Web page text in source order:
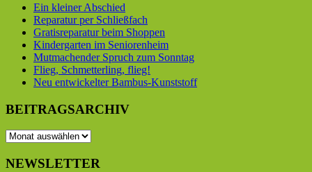
Ein kleiner Abschied
Reparatur per Schließfach
Gratisreparatur beim Shoppen
Kindergarten im Seniorenheim
Mutmachender Spruch zum Sonntag
Flieg, Schmetterling, flieg!
Neu entwickelter Bambus-Kunststoff
BEITRAGSARCHIV
BEITRAGSARCHIV
NEWSLETTER